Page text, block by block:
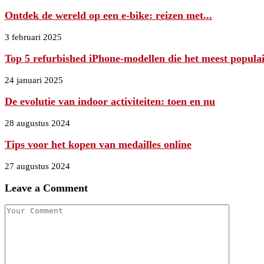
Ontdek de wereld op een e-bike: reizen met...
3 februari 2025
Top 5 refurbished iPhone-modellen die het meest
24 januari 2025
De evolutie van indoor activiteiten: toen en nu
28 augustus 2024
Tips voor het kopen van medailles online
27 augustus 2024
Leave a Comment